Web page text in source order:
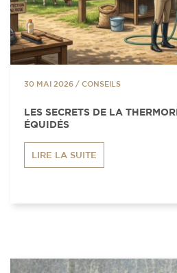
30 MAI 2026 / CONSEILS
LES SECRETS DE LA
ÉQUIDÉS
LIRE LA SUITE